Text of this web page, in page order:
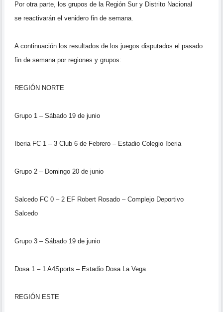
Por otra parte, los grupos de la Región Sur y Distrito Nacional
se reactivarán el venidero fin de semana.
A continuación los resultados de los juegos disputados el pasado
fin de semana por regiones y grupos:
REGIÓN NORTE
Grupo 1 – Sábado 19 de junio
Iberia FC 1 – 3 Club 6 de Febrero – Estadio Colegio Iberia
Grupo 2 – Domingo 20 de junio
Salcedo FC 0 – 2 EF Robert Rosado – Complejo Deportivo
Salcedo
Grupo 3 – Sábado 19 de junio
Dosa 1 – 1 A4Sports – Estadio Dosa La Vega
REGIÓN ESTE